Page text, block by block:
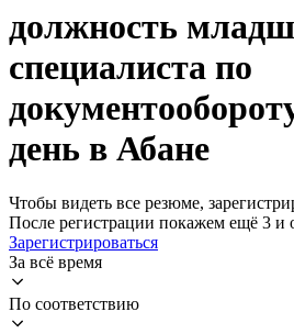
должность
специалиста по
день в Абане
Чтобы видеть все резюме,
После регистрации покажем ещё 3 и
Зарегистрироваться
За всё время
По соответствию